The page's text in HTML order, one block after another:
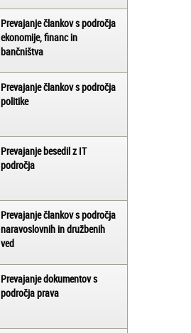
Prevajanje člankov s področja
ekonomije, financ in
bančništva
Prevajanje člankov s področja
politike
Prevajanje besedil z IT
področja
Prevajanje člankov s področja
naravoslovnih in družbenih
ved
Prevajanje dokumentov s
področja prava